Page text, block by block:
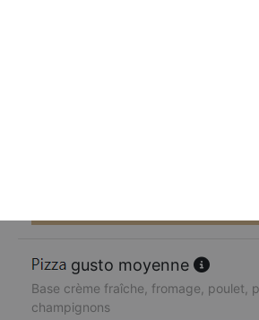
gusto moyenne
Base crème fraîche, fromage, poulet,
champignons